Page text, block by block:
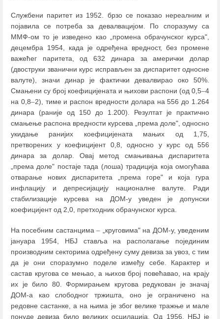
Службени паритет из 1952. брзо се показао нереалним и
појавила се потреба за девалвацијом. По споразуму са
ММФ-ом то је изведено као „промена обрачунског курса",
децембра 1954, када је одређена вредност, без промене
важећег паритета, од 632 динара за амерички долар
(двоструки званични курс исправљен за диспаритет односне
валуте), значи динар је фактички девалвирао око 50%.
Смањени су број коефицијената и њихови распони (од 0,5–4
на 0,8–2), тиме и распон вредности долара на 556 до 1.264
динара (раније од 150 до 1.200). Резултат је практично
смањење распона вредности курсева „према доле", односно
укидање ранијих коефицијената мањих од 1,75,
претворених у коефицијент 0,8, односно у курс од 556
динара за долар. Овај метод смањивања диспаритета
„према доле" постаје тада (лоша) традиција која омогућава
отварање нових диспаритета „према горе" и која гура
инфлацију и депресијацију националне валуте. Ради
стабилизације курсева на ДОМ-у уведен је допунски
коефицијент од 2,0, претходник обрачунског курса.
На посебним састанцима– „круговима" на ДОМ-у, уведеним
јануара 1954, НБЈ ставља на располагање појединим
производним секторима одређену суму девиза за увоз, с тим
да је они споразумно поделе између себе. Карактер и
састав кругова се мењао, а њихов број повећавао, на крају
их је било 80. Формирањем кругова редукован је значај
ДОМ-а као слободног тржишта, оно је ограничено на
редовне састанке, а на њима је због велике тражње и мале
понуде девиза било великих осцилација. Од 1956. НБЈ је